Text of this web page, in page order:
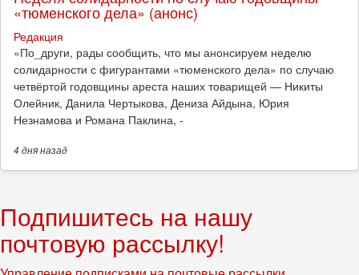
«тюменского дела» (анонс)
Редакция
​«По_други, рады сообщить, что мы анонсируем неделю
солидарности с фигурантами «тюменского дела» по случаю
четвёртой годовщины ареста наших товарищей — Никиты
Олейник, Данила Чертыкова, Дениза Айдына, Юрия
Незнамова и Романа Паклина, -
4 дняназад
Подпишитесь на нашу
почтовую рассылку!